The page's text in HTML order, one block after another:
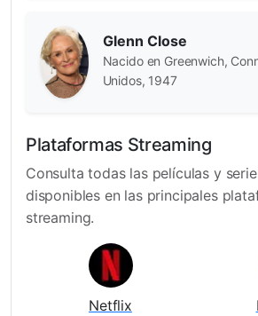
Glenn Close
Nacido en Greenwich,
Unidos, 1947
Plataformas Streaming
Consulta todas las películas y
disponibles en las principales
streaming.
Netflix